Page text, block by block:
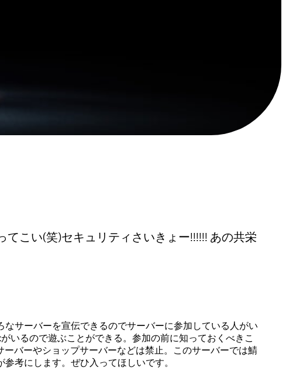
こい(笑)セキュリティさいきょー!!!!!!឵឵឵ あの共栄
サーバーを宣伝できるのでサーバーに参加している人がい
いるので遊ぶことができる。参加の前に知っておくべきこ
バーやショップサーバーなどは禁止。このサーバーでは鯖
考にします。ぜひ入ってほしいです。